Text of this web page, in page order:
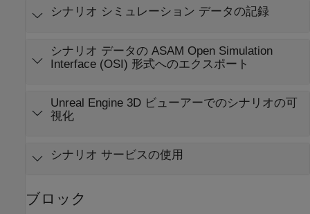
シナリオ シミュレーション データの記録
シナリオ データの ASAM Open Simulation
Interface (OSI) 形式へのエクスポート
Unreal Engine3D ビューアーでのシナリオの可
視化
シナリオ サービスの使用
ブロック